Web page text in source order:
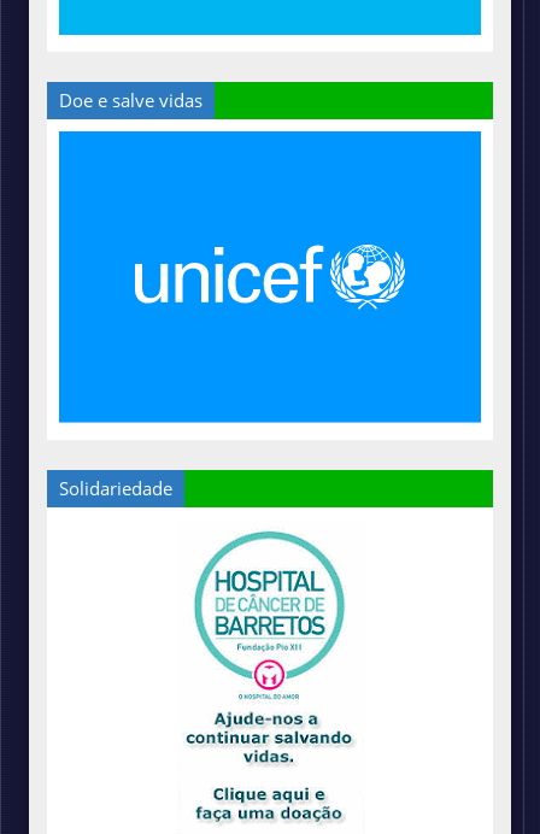
Doe e salve vidas
Solidariedade